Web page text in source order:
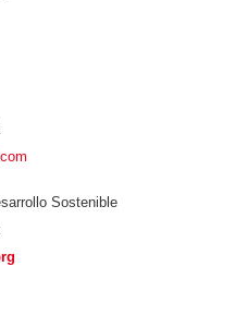
Sostenible